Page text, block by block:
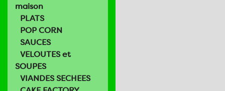
maison
PLATS
POP CORN
SAUCES
VELOUTES et
SOUPES
VIANDES SECHEES